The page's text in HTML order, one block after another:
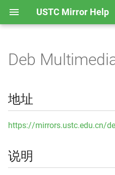
USTC Mirror Help
化
搜
引
地址
说明
使用说明
GHCup
Hackage
Rubygems
Anaconda
Ceph
Docker CE
Deb
地址
https://mirrors.ustc.edu.cn/
说明